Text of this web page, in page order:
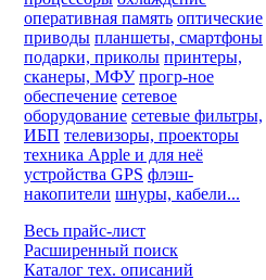
оперативная память оптические
приводы планшеты, смартфоны
подарки, приколы принтеры,
сканеры, МФУ прогр-ное
обеспечение сетевое
оборудование сетевые фильтры,
ИБП телевизоры, проекторы
техника Apple и для неё
устройства GPS флэш-
накопители шнуры, кабели...
Весь прайс-лист
Расширенный поиск
Каталог тех. описаний